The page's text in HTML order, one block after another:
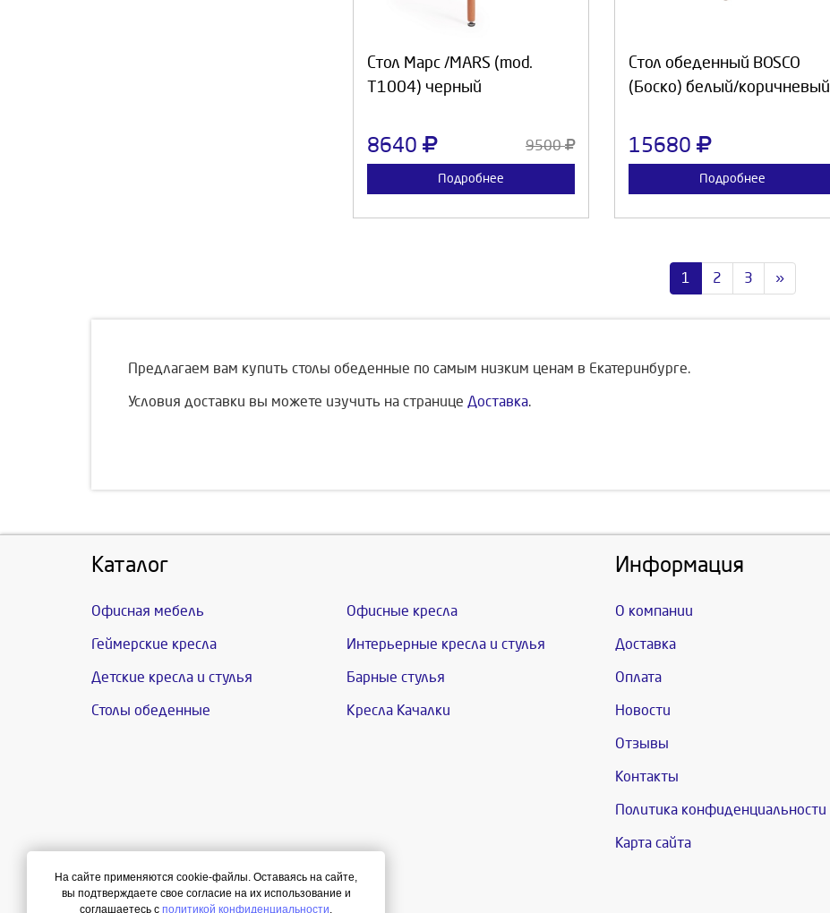
Стол Марс /MARS (mod.
T1004) черный
8640 9500
Подробнее
Стол обеденный BOSCO
(Боско) белый/коричневый
15680
Подробнее
1 2 3 »
Предлагаем вам купить столы обеденные по самым низким ценам в Екатеринбурге.
Условия доставки вы можете изучить на странице Доставка.
Каталог
Офисная мебель Офисные кресла
Геймерские кресла Интерьерные кресла и стулья
Детские кресла и стулья Барные стулья
Столы обеденные Кресла Качалки
Информация
О компании
Доставка
Оплата
Новости
Отзывы
Контакты
Политика конфиденциальности
Карта сайта
На сайте применяются cookie-файлы. Оставаясь на сайте,
вы подтверждаете свое согласие на их использование и
соглашаетесь с политикой конфиденциальности.